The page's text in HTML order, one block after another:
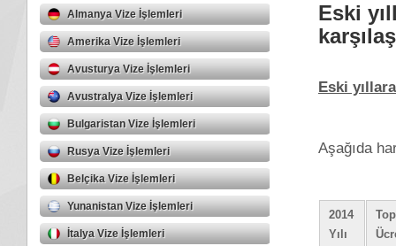
Almanya Vize İşlemleri
Amerika Vize İşlemleri
Avusturya Vize İşlemleri
Avustralya Vize İşlemleri
Bulgaristan Vize İşlemleri
Rusya Vize İşlemleri
Belçika Vize İşlemleri
Yunanistan Vize İşlemleri
İtalya Vize İşlemleri
Eski
Eski
Aşağıda
2014
Yılı